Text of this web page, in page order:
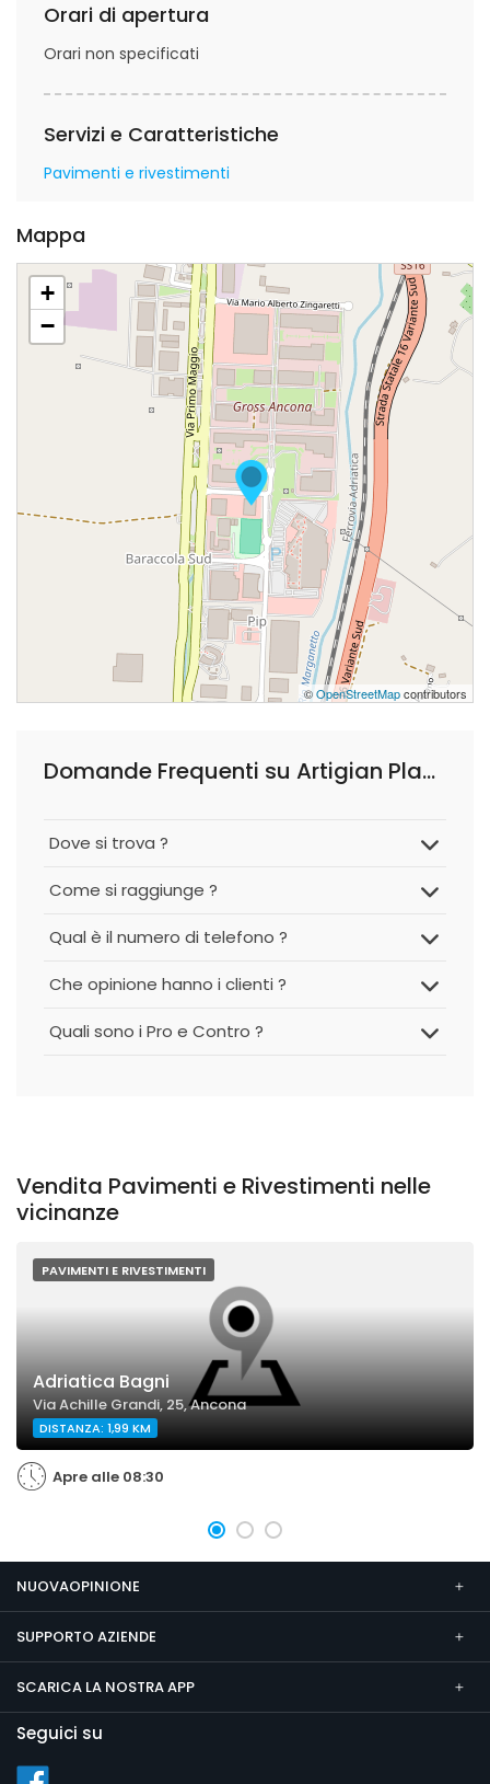
Orari di apertura
Orari non specificati
Servizi e Caratteristiche
Pavimenti e rivestimenti
Mappa
+
−
©OpenStreetMapcontributors
Domande Frequenti su Artigian Plast Service S.r.l.
Dove si trova ?
Come si raggiunge ?
Qual è il numero di telefono ?
Che opinione hanno i clienti ?
Quali sono i Pro e Contro ?
Vendita Pavimenti e Rivestimenti nelle
vicinanze
PAVIMENTI E RIVESTIMENTI
Adriatica Bagni
Via Achille Grandi, 25, Ancona
DISTANZA: 1,99 KM
Apre alle 08:30
NUOVAOPINIONE
SUPPORTO AZIENDE
SCARICA LA NOSTRA APP
Seguici su